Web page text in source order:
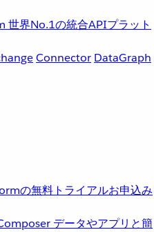
世界No.1の統合APIプラット
Connector DataGraph
の無料トライアルお申込み
データやアプリと簡